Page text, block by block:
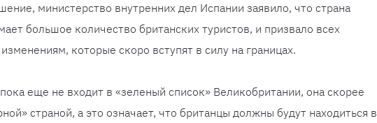
министерство внутренних дел Испании заявило, что страна
большое количество британских туристов, и призвало всех
которые скоро вступят в силу на границах.
еще не входит в «зеленый список» Великобритании, она скорее
страной, а это означает, что британцы должны будут находиться в